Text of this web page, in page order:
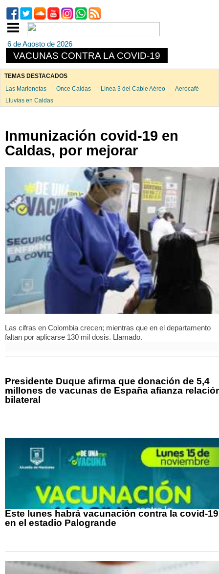
6 de Agosto de 2026
VACUNAS CONTRA LA COVID-19
TEMAS DESTACADOS
Las Marionetas
Once Caldas Línea 3 del Cable Aéreo
Aerocafé
Lluvias en Caldas
Inmunización covid-19 en
Caldas, por mejorar
Las cifras en Colombia crecen; mientras que en el departamento
faltan por aplicarse 130 mil dosis. Llamado.
Presidente Duque afirma que donación de 5,4
millones de vacunas de España afianza
bilateral
Este lunes habrá vacunación contra la covid-19
en el estadio Palogrande